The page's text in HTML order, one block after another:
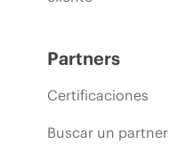
Partners
Certificaciones
Buscar un partner